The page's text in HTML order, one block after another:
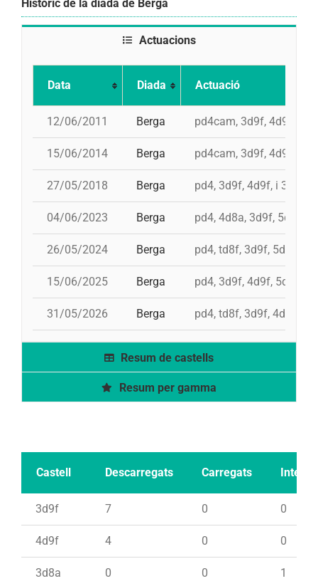
Històric de la diada de Berga
Actuacions
Data Diada Actuació
12/06/2011 Berga pd4cam, 3d9f, 4d9f,
15/06/2014 Berga pd4cam, 3d9f, 4d9f, id
27/05/2018 Berga pd4, 3d9f, 4d9f, i 3d8a
04/06/2023 Berga pd4, 4d8a, 3d9f, 5d8,
26/05/2024 Berga pd4, td8f, 3d9f, 5d8,
15/06/2025 Berga pd4, 3d9f, 4d9f, 5d8,
31/05/2026 Berga pd4, td8f, 3d9f, 4d8a,
Resum de castells
Resum per gamma
Castell Descarregats Carregats Intents
3d9f 7 0 0
4d9f 4 0 0
3d8a 0 0 1